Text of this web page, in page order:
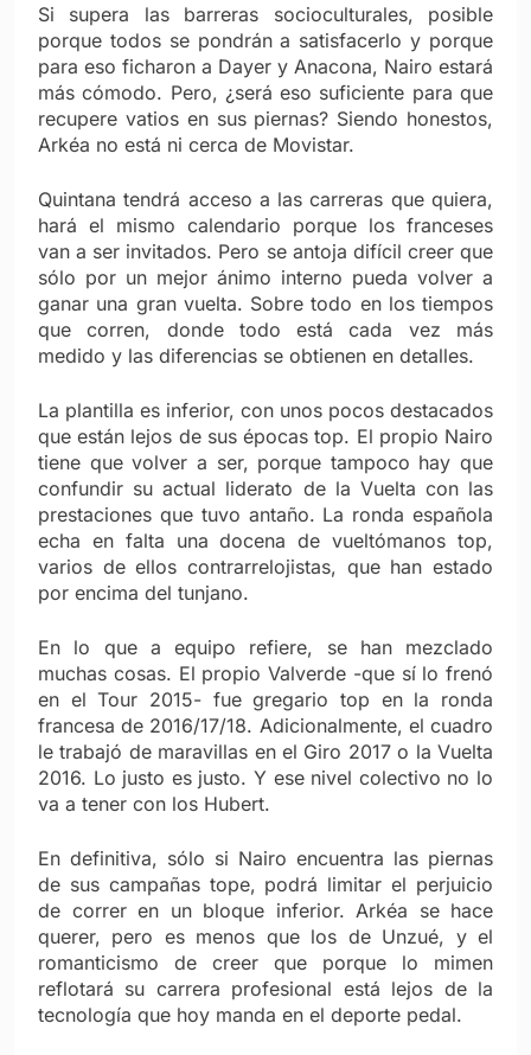
Si supera las barreras socioculturales, posible
porque todos se pondrán a satisfacerlo y porque
para eso ficharon a Dayer y Anacona, Nairo estará
más cómodo. Pero, ¿será eso suficiente para que
recupere vatios en sus piernas? Siendo honestos,
Arkéa no está ni cerca de Movistar.
Quintana tendrá acceso a las carreras que quiera,
hará el mismo calendario porque los franceses
van a ser invitados. Pero se antoja difícil creer que
sólo por un mejor ánimo interno pueda volver a
ganar una gran vuelta. Sobre todo en los tiempos
que corren, donde todo está cada vez más
medido y las diferencias se obtienen en detalles.
La plantilla es inferior, con unos pocos destacados
que están lejos de sus épocas top. El propio Nairo
tiene que volver a ser, porque tampoco hay que
confundir su actual liderato de la Vuelta con las
prestaciones que tuvo antaño. La ronda española
echa en falta una docena de vueltómanos top,
varios de ellos contrarrelojistas, que han estado
por encima del tunjano.
En lo que a equipo refiere, se han mezclado
muchas cosas. El propio Valverde -que sí lo frenó
en el Tour 2015- fue gregario top en la ronda
francesa de 2016/17/18. Adicionalmente, el cuadro
le trabajó de maravillas en el Giro 2017 o la Vuelta
2016. Lo justo es justo. Y ese nivel colectivo no lo
va a tener con los Hubert.
En definitiva, sólo si Nairo encuentra las piernas
de sus campañas tope, podrá limitar el perjuicio
de correr en un bloque inferior. Arkéa se hace
querer, pero es menos que los de Unzué, y el
romanticismo de creer que porque lo mimen
reflotará su carrera profesional está lejos de la
tecnología que hoy manda en el deporte pedal.